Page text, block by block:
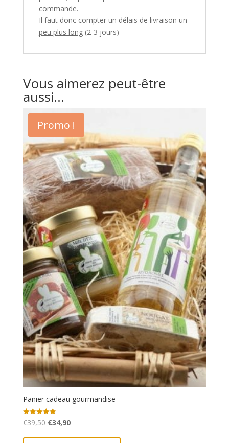
commande.
Il faut donc compter un délais de livraison un
peu plus long(2-3 jours)
Vous aimerez peut-être
aussi…
Promo !
Panier cadeau gourmandise
Note
5.00
€39,50 Le
€34,90Le